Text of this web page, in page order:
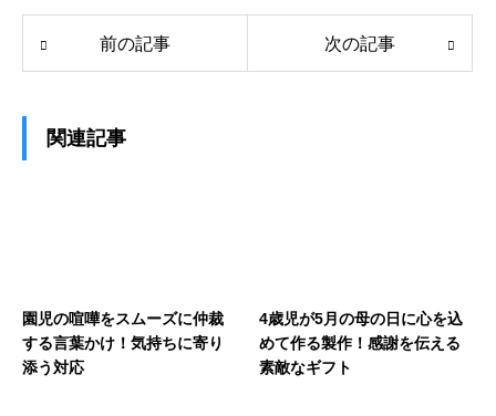
前の記事 次の記事
関連記事
園児の喧嘩をスムーズに仲裁
する言葉かけ！気持ちに寄り
添う対応
4歳児が5月の母の日に心を込
めて作る製作！感謝を伝える
素敵なギフト